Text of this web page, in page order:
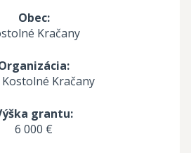
Obec:
Kračany
Kostolné Kračany
grantu:
6 000 €